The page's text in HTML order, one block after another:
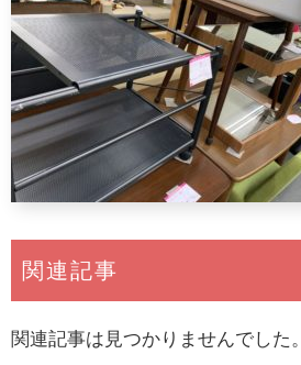
関連記事
関連記事は見つかりませんでした。